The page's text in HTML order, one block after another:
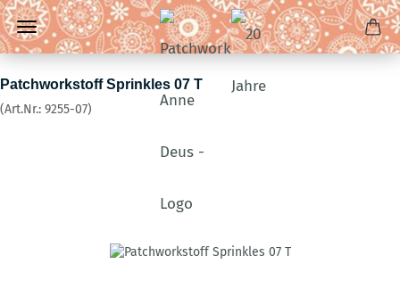
Patchworkstoff Sprinkles 07 T
(Art.Nr.: 9255-07)